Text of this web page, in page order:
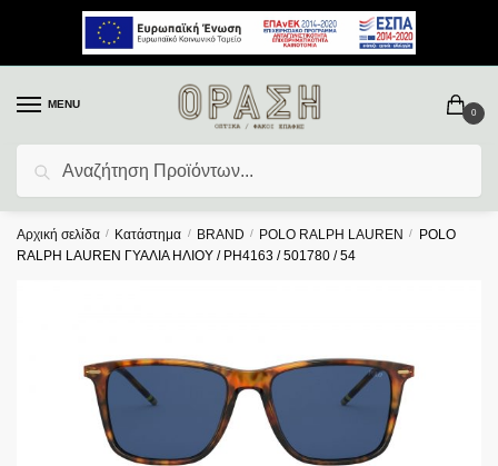
MENU
Αναζήτηση
0
Αρχική σελίδα / Κατάστημα / BRAND / POLO RALPH LAUREN /
POLO
RALPH LAUREN ΓΥΑΛΙΑ ΗΛΙΟΥ / PH4163 / 501780 / 54